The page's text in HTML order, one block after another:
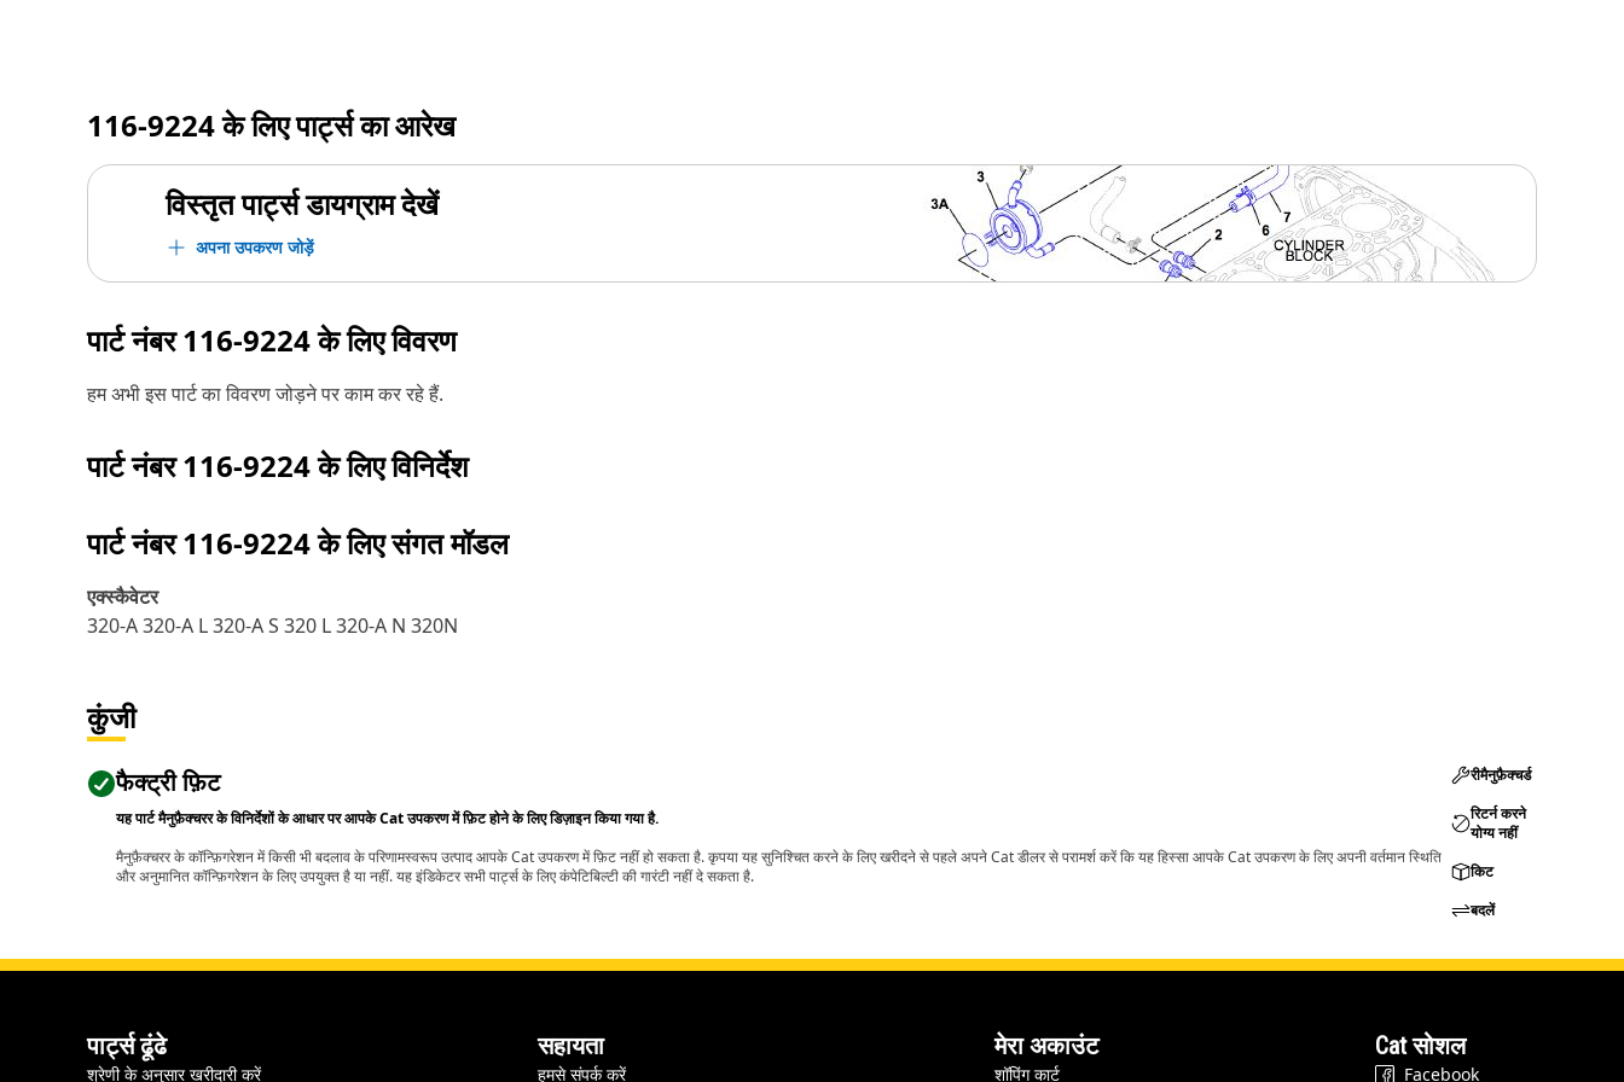
116-9224के लिए पार्ट्स का आरेख
विस्तृत पार्ट्स डायग्राम देखें
अपना उपकरण जोड़ें
पार्ट नंबर116-9224के लिए विवरण
हम अभी इस पार्ट का विवरण जोड़ने पर काम कर रहे हैं.
पार्ट नंबर116-9224के लिए विनिर्देश
पार्ट नंबर116-9224के लिए संगत मॉडल
एक्स्कैवेटर
320-A 320-A L 320-A S 320 L 320-A N 320N
कुंजी
फैक्ट्री फ़िट
यह पार्ट मैनुफ़ैक्चरर के विनिर्देशों के आधार पर आपके Cat उपकरण में फ़िट होने के लिए डिज़ाइन किया गया है.
मैनुफ़ैक्चरर के कॉन्फ़िगरेशन में किसी भी बदलाव के परिणामस्वरूप उत्पाद आपके Cat उपकरण में फ़िट नहीं हो सकता है. कृपया यह सुनिश्चित करने के लिए खरीदने से पहले अपने Cat डीलर से परामर्श करें कि यह हिस्सा आपके Cat उपकरण के लिए अपनी वर्तमान स्थिति
और अनुमानित कॉन्फ़िगरेशन के लिए उपयुक्त है या नहीं. यह इंडिकेटर सभी पार्ट्स के लिए कंपेटिबिल्टी की गारंटी नहीं दे सकता है.
रीमैनुफ़ैक्चर्ड
रिटर्न करने
योग्य नहीं
किट
बदलें
पार्ट्स ढूंढे
श्रेणी के अनुसार खरीदारी करें
सहायता
हमसे संपर्क करें
मेरा अकाउंट
शॉपिंग कार्ट
Cat सोशल
Facebook